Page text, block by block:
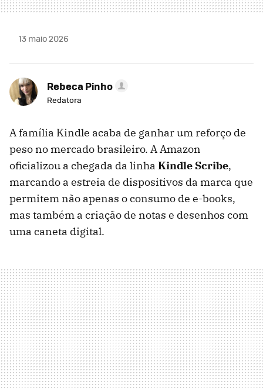
13 maio 2026
Rebeca Pinho
Redatora
A família Kindle acaba de ganhar um reforço de
peso no mercado brasileiro. A Amazon
oficializou a chegada da linha Kindle Scribe,
marcando a estreia de dispositivos da marca que
permitem não apenas o consumo de e-books,
mas também a criação de notas e desenhos com
uma caneta digital.